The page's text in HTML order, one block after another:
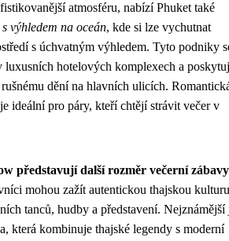
atmosféru, nabízí Phuket také
výhledem na oceán, kde si lze vychutnat
s úchvatným výhledem. Tyto podniky
luxusních hotelových komplexech a
dění na hlavních ulicích.
ideální pro páry, kteří chtějí strávit večer v
představují další rozměr večerní
mohou zažít autentickou thajskou kulturu
tanců, hudby a představení. Nejznámější
která kombinuje thajské legendy s moderní